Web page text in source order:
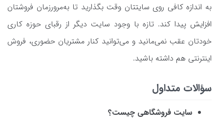
به اندازه کافی روی سایتتان وقت بگذارید تا به‌مرورزمان فروشتان
افزایش پیدا کند. تازه با وجود سایت دیگر از رقبای حوزه کاری
خودتان عقب نمی‌مانید و می‌توانید کنار مشتریان حضوری، فروش
اینترنتی هم داشته باشید.
سؤالات متداول
سایت فروشگاهی چیست؟